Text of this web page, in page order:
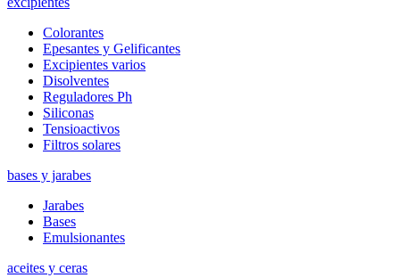
Colorantes
Epesantes y Gelificantes
Excipientes varios
Disolventes
Reguladores Ph
Siliconas
Tensioactivos
Filtros solares
bases y jarabes
Jarabes
Bases
Emulsionantes
aceites y ceras